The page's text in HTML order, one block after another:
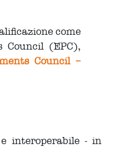
come
Council (EPC),
Council –
interoperabile - in